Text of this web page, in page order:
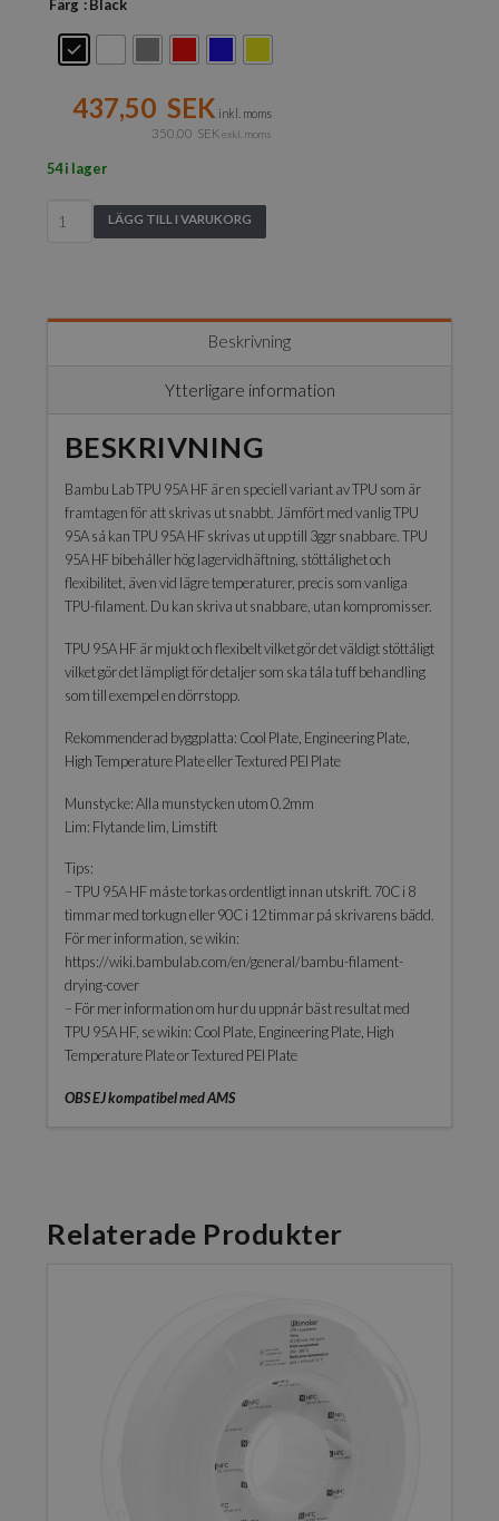
Färg : Black
437,50 SEK inkl. moms
350,00 SEK exkl. moms
54 i lager
Lab
HF
mängd
LÄGG TILL I VARUKORG
Beskrivning
Ytterligare information
BESKRIVNING
Bambu Lab TPU 95A HF är en speciell variant av TPU som är
framtagen för att skrivas ut snabbt. Jämfört med vanlig TPU
95A så kan TPU 95A HF skrivas ut upp till 3ggr snabbare. TPU
95A HF bibehåller hög lagervidhäftning, stöttålighet och
flexibilitet, även vid lägre temperaturer, precis som vanliga
TPU-filament. Du kan skriva ut snabbare, utan kompromisser.
TPU 95A HF är mjukt och flexibelt vilket gör det väldigt stöttåligt
vilket gör det lämpligt för detaljer som ska tåla tuff behandling
som till exempel en dörrstopp.
Rekommenderad byggplatta: Cool Plate, Engineering Plate,
High Temperature Plate eller Textured PEI Plate
Munstycke: Alla munstycken utom 0.2mm
Lim: Flytande lim, Limstift
Tips:
– TPU 95A HF måste torkas ordentligt innan utskrift. 70C i 8
timmar med torkugn eller 90C i 12 timmar på skrivarens bädd.
För mer information, se wikin:
https://wiki.bambulab.com/en/general/bambu-filament-
drying-cover
– För mer information om hur du uppnår bäst resultat med
TPU 95A HF, se wikin: Cool Plate, Engineering Plate, High
Temperature Plate or Textured PEI Plate
OBS EJ kompatibel med AMS
Relaterade Produkter